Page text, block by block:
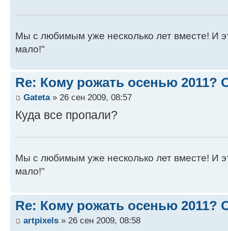
Мы с любимым уже несколько лет вместе! И
мало!"
Re: Кому рожать осенью 2011?
Gateta» 26 сен 2009, 08:57
Куда все пропали?
Мы с любимым уже несколько лет вместе! И
мало!"
Re: Кому рожать осенью 2011?
artpixels » 26 сен 2009, 08:58